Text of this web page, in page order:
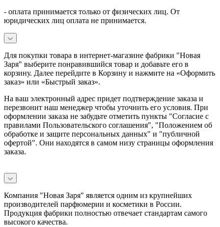
- оплата принимается только от физических лиц. От
юридических лиц оплата не принимается.
Для покупки товара в интернет-магазине фабрики "Новая
Заря" выберите понравившийся товар и добавьте его в
корзину. Далее перейдите в Корзину и нажмите на «Оформить
заказ» или «Быстрый заказ».
На ваш электронный адрес придет подтверждение заказа и
перезвонит наш менеджер чтобы уточнить его условия. При
оформлении заказа не забудьте отметить пункты "Согласие с
правилами Пользовательского соглашения", "Положением об
обработке и защите персональных данных" и "публичной
офертой". Они находятся в самом низу страницы оформления
заказа.
Компания "Новая Заря" является одним из крупнейших
производителей парфюмерии и косметики в России.
Продукция фабрики полностью отвечает стандартам самого
высокого качества.